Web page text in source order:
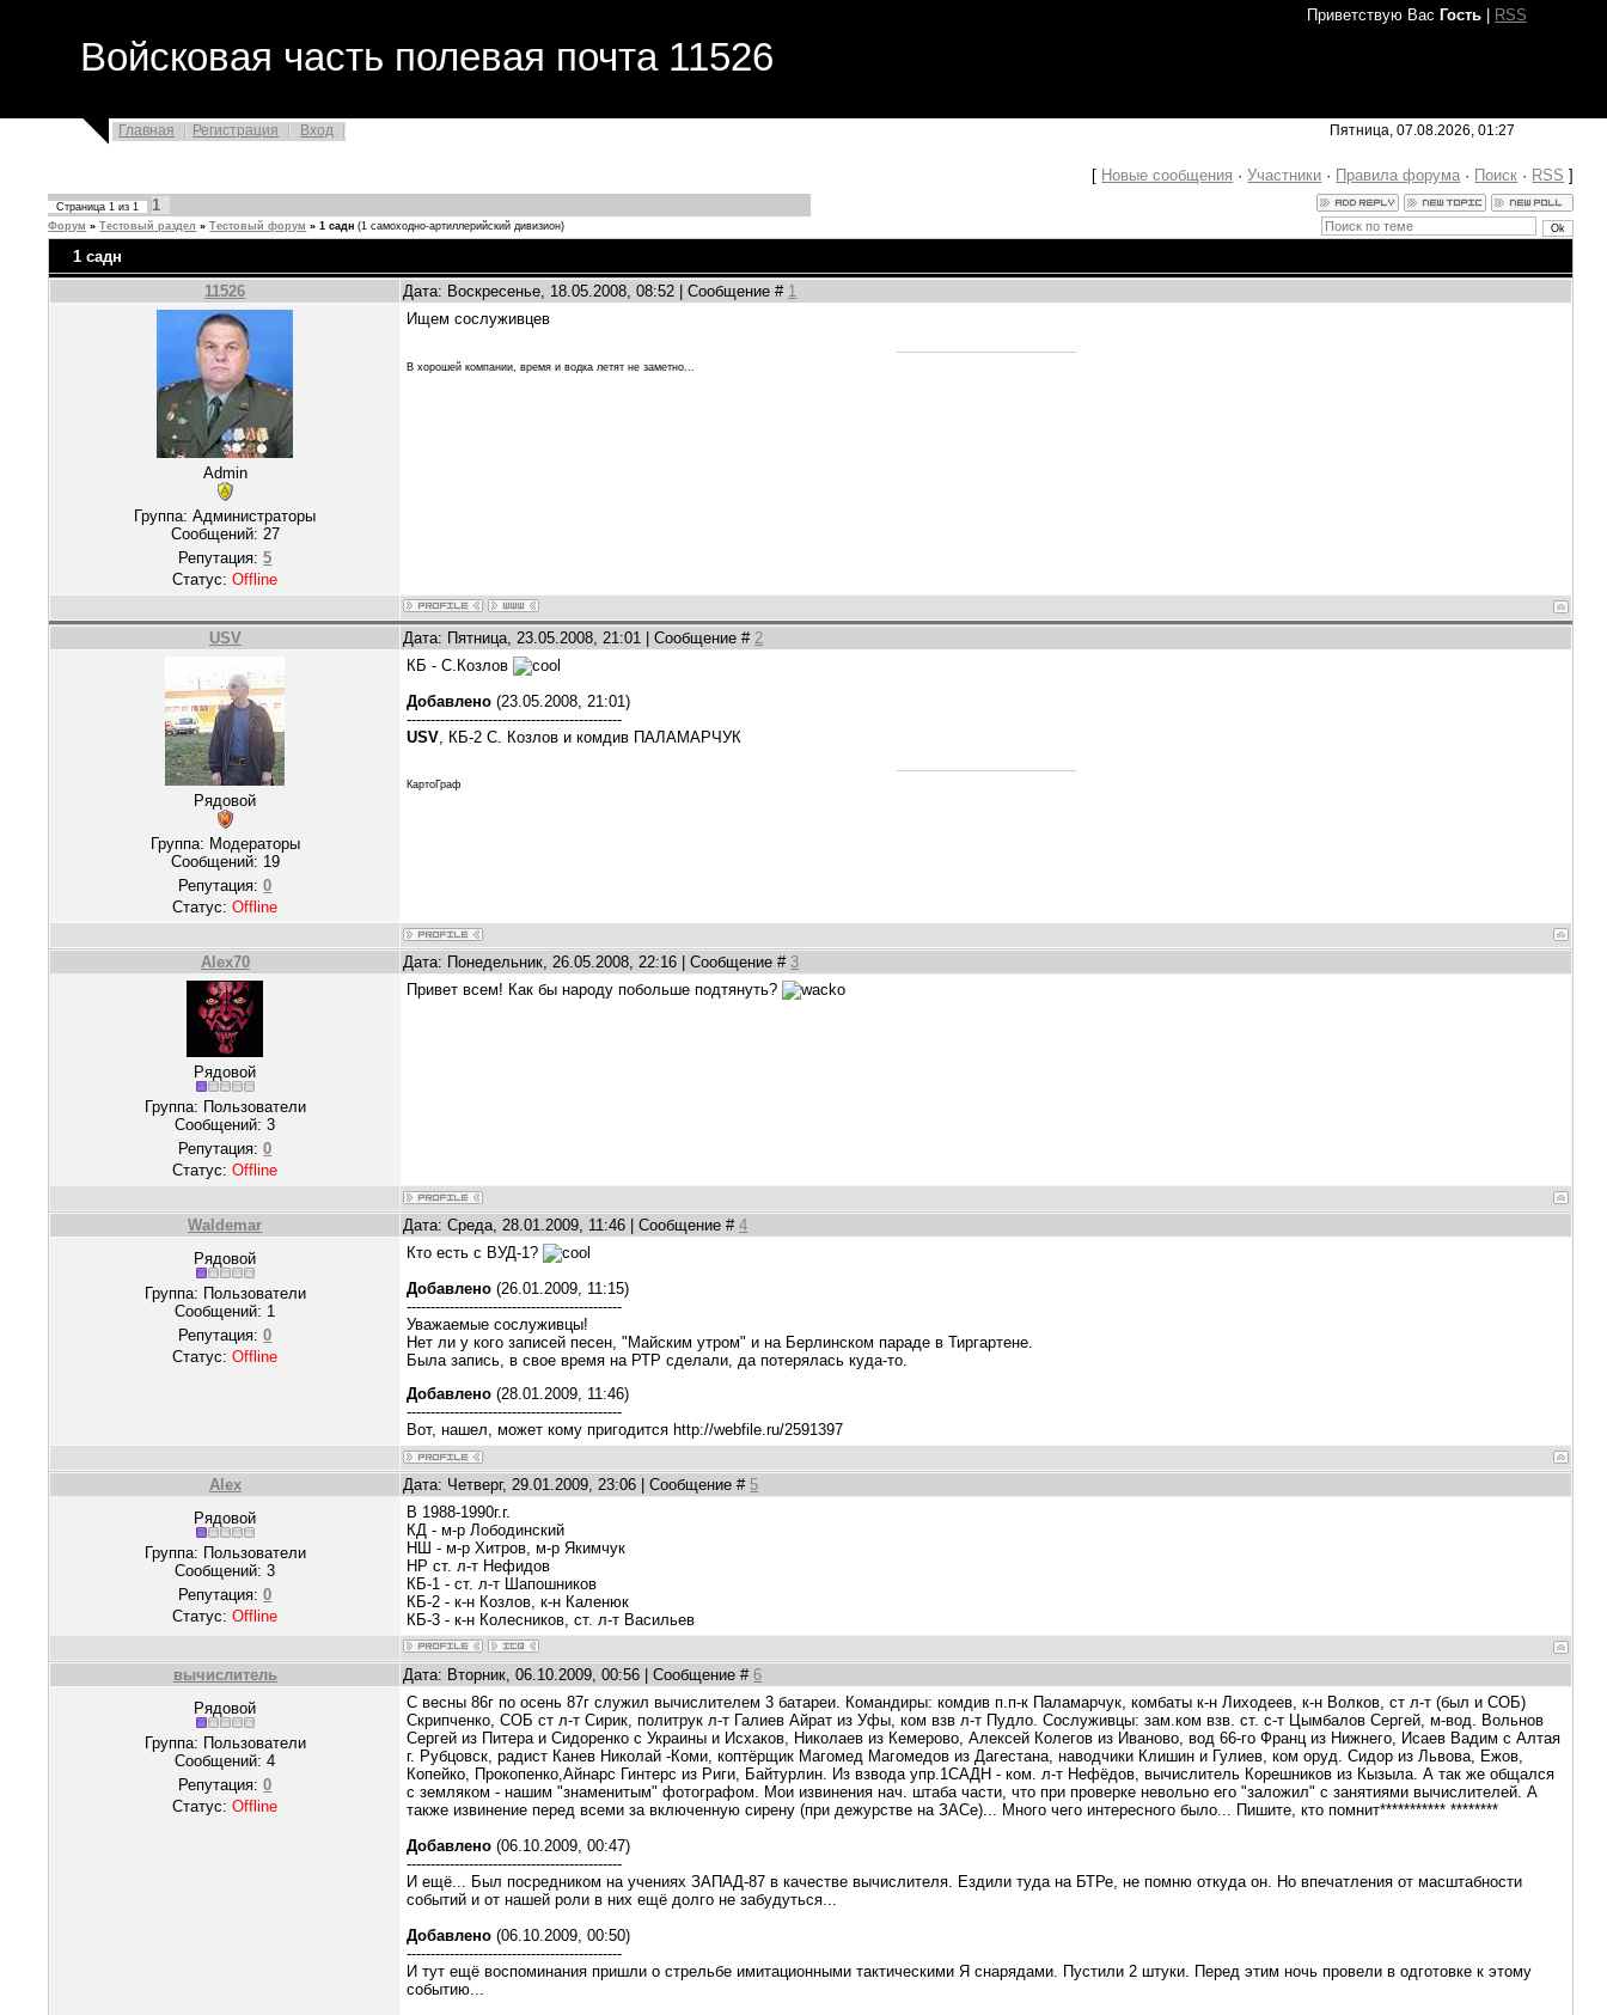
Приветствую Вас Гость| RSS
Войсковая часть полевая почта 11526
Главная Регистрация Вход Пятница, 07.08.2026, 01:27
[ Новые сообщения ·Участники · Правила форума · Поиск · RSS ]
Страница1 из1 1
Форум » Тестовый раздел » Тестовый форум » 1 садн (1 самоходно-артиллерийский дивизион)
1 садн
11526
Дата: Воскресенье, 18.05.2008, 08:52 | Сообщение # 1
Admin
Группа: Администраторы
Сообщений: 27
Репутация:5
Статус:Offline
Ищем сослуживцев
В хорошей компании, время и водка летят не заметно...
USV Дата: Пятница, 23.05.2008, 21:01 | Сообщение #2
Рядовой
Группа: Модераторы
Сообщений: 19
Репутация:0
Статус:Offline
КБ - С.Козлов
Добавлено (23.05.2008, 21:01)
---------------------------------------------
USV , КБ-2 С. Козлов и комдив ПАЛАМАРЧУК
КартоГраф
Alex70 Дата: Понедельник, 26.05.2008, 22:16 | Сообщение # 3
Рядовой
Группа: Пользователи
Сообщений:3
Репутация:0
Статус:Offline
Привет всем! Как бы народу побольше подтянуть?
Waldemar Дата: Среда, 28.01.2009, 11:46 | Сообщение #4
Рядовой
Группа: Пользователи
Сообщений: 1
Репутация:0
Статус:Offline
Кто есть с ВУД-1?
Добавлено (26.01.2009, 11:15)
---------------------------------------------
Уважаемые сослуживцы!
Нет ли у кого записей песен, "Майским утром" и на Берлинском параде в Тиргартене.
Была запись, в свое время на РТР сделали, да потерялась куда-то.
Добавлено (28.01.2009, 11:46)
---------------------------------------------
Вот, нашел, может кому пригодится http://webfile.ru/2591397
Alex Дата: Четверг, 29.01.2009, 23:06 | Сообщение # 5
Рядовой
Группа: Пользователи
Сообщений:3
Репутация:0
Статус:Offline
В 1988-1990г.г.
КД - м-р Лободинский
НШ - м-р Хитров, м-р Якимчук
НР ст. л-т Нефидов
КБ-1 - ст. л-т Шапошников
КБ-2 - к-н Козлов, к-н Каленюк
КБ-3 - к-н Колесников, ст. л-т Васильев
вычислитель Дата: Вторник, 06.10.2009, 00:56 | Сообщение #6
Рядовой
Группа: Пользователи
Сообщений:4
Репутация:0
Статус:Offline
С весны 86г по осень 87г служил вычислителем 3 батареи. Командиры: комдив п.п-к Паламарчук, комбаты к-н Лиходеев, к-н Волков, ст л-т (был и СОБ)
Скрипченко, СОБ ст л-т Сирик, политрук л-т Галиев Айрат из Уфы, ком взв л-т Пудло. Сослуживцы: зам.ком взв. ст. с-т Цымбалов Сергей, м-вод. Вольнов
Сергей из Питера и Сидоренко с Украины и Исхаков, Николаев из Кемерово, Алексей Колегов из Иваново, вод 66-го Франц из Нижнего, Исаев Вадим с Алтая
г. Рубцовск, радист Канев Николай -Коми, коптёрщик Магомед Магомедов из Дагестана, наводчики Клишин и Гулиев, ком оруд. Сидор из Львова, Ежов,
Копейко, Прокопенко,Айнарс Гинтерс из Риги, Байтурлин. Из взвода упр.1САДН - ком. л-т Нефёдов, вычислитель Корешников из Кызыла. А так же общался
с земляком - нашим "знаменитым" фотографом. Мои извинения нач. штаба части, что при проверке невольно его "заложил" с занятиями вычислителей. А
также извинение перед всеми за включенную сирену (при дежурстве на ЗАСе)... Много чего интересного было... Пишите, кто помнит*********** ********
Добавлено (06.10.2009, 00:47)
---------------------------------------------
И ещё... Был посредником на учениях ЗАПАД-87 в качестве вычислителя. Ездили туда на БТРе, не помню откуда он. Но впечатления от масштабности
событий и от нашей роли в них ещё долго не забудуться...
Добавлено (06.10.2009, 00:50)
---------------------------------------------
И тут ещё воспоминания пришли о стрельбе имитационными тактическими Я снарядами. Пустили 2 штуки. Перед этим ночь провели в одготовке к этому
событию...